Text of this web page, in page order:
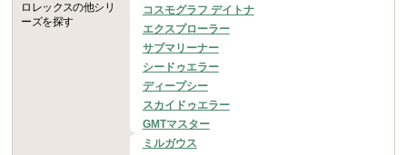
ロレックスの他シリ
ーズを探す
コスモグラフ デイトナ
エクスプローラー
サブマリーナー
シードゥエラー
ディープシー
スカイドゥエラー
GMTマスター
ミルガウス